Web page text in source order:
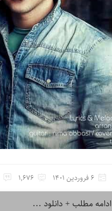
6 فروردین 1401 1,676
ادامه مطلب + دانلود ...